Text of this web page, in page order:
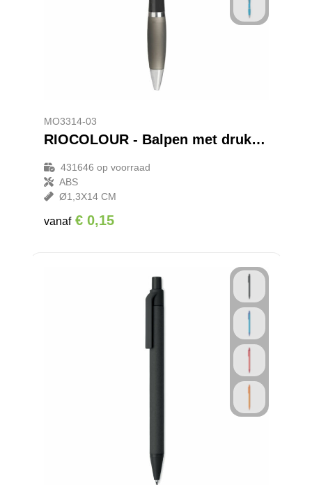
MO3314-03
RIOCOLOUR - Balpen met drukmechanisme
431646 op voorraad
ABS
Ø1,3X14 CM
vanaf € 0,15